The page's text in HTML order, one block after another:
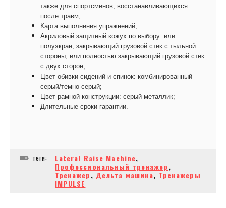
также для спортсменов, восстанавливающихся
после травм;
Карта выполнения упражнений;
Акриловый защитный кожух по выбору: или
полуэкран, закрывающий грузовой стек с тыльной
стороны, или полностью закрывающий грузовой стек
с двух сторон;
Цвет обивки сидений и спинок: комбинированный
серый/темно-серый;
Цвет рамной конструкции: серый металлик;
Длительные сроки гарантии.
теги: Lateral Raise Machine,
Профессиональный тренажер,
Тренажер, Дельта машина, Тренажеры
IMPULSE